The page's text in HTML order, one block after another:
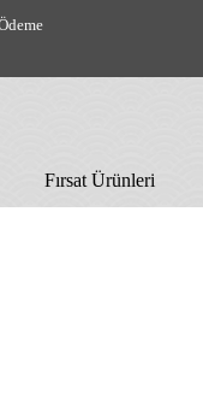
Fırsat Ürünleri